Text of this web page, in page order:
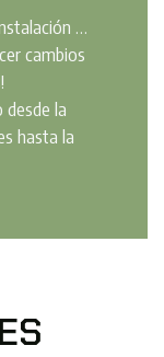
…
cambios
desde la
hasta la